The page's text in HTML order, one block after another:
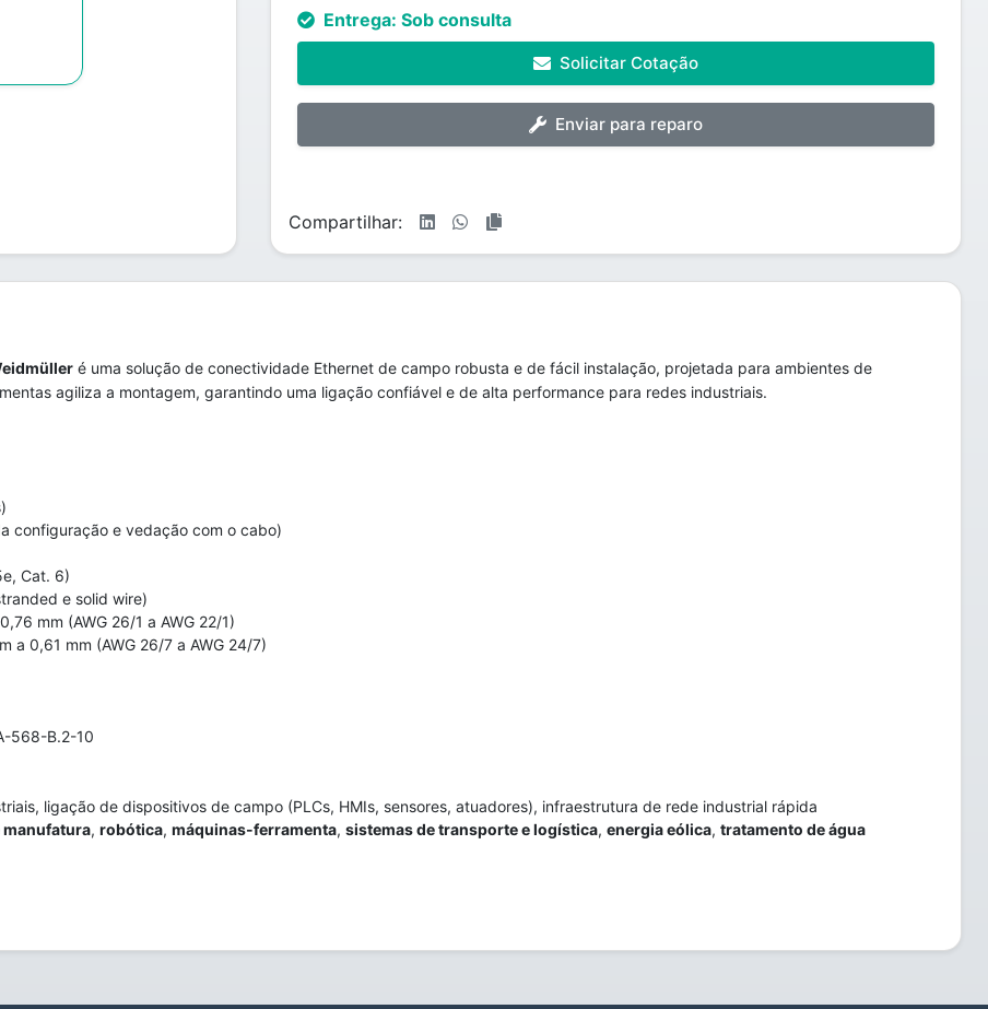
Entrega: Sob consulta
Solicitar Cotação
Enviar para reparo
Compartilhar:
é uma solução de conectividade Ethernet de campo robusta e de fácil instalação, projetada para ambientes de
agiliza a montagem, garantindo uma ligação confiável e de alta performance para redes industriais.
configuração e vedação com o cabo)
Cat. 6)
e solid wire)
mm (AWG 26/1 a AWG 22/1)
a 0,61 mm (AWG 26/7 a AWG 24/7)
568-B.2-10
ligação de dispositivos de campo (PLCs, HMIs, sensores, atuadores), infraestrutura de rede industrial rápida
manufatura, robótica, máquinas-ferramenta, sistemas de transporte e logística, energia eólica, tratamento de água